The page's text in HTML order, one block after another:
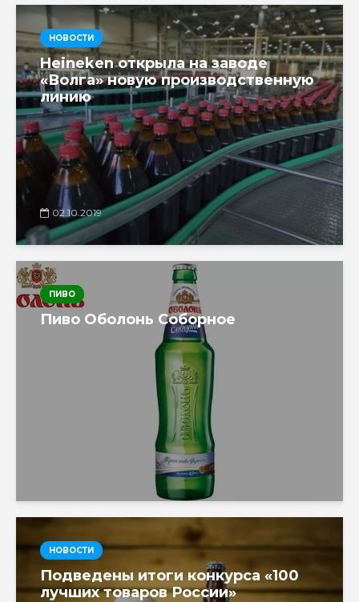
НОВОСТИ
Heineken открыла на заводе
«Волга» новую производственную
линию
02.10.2019
ПИВО
Пиво Оболонь Соборное
НОВОСТИ
Подведены итоги конкурса «100
лучших товаров России»